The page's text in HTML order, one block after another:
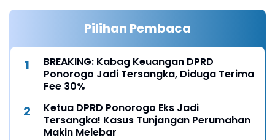
Pilihan Pembaca
BREAKING: Kabag Keuangan DPRD
Ponorogo Jadi Tersangka, Diduga Terima
Fee 30%
Ketua DPRD Ponorogo Eks Jadi
Tersangka! Kasus Tunjangan Perumahan
Makin Melebar